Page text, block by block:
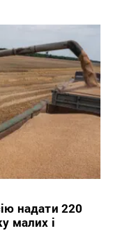
надати 220
малих і